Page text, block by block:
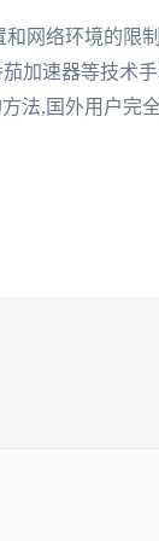
网络环境的限
加速器等技术
法,国外用户完